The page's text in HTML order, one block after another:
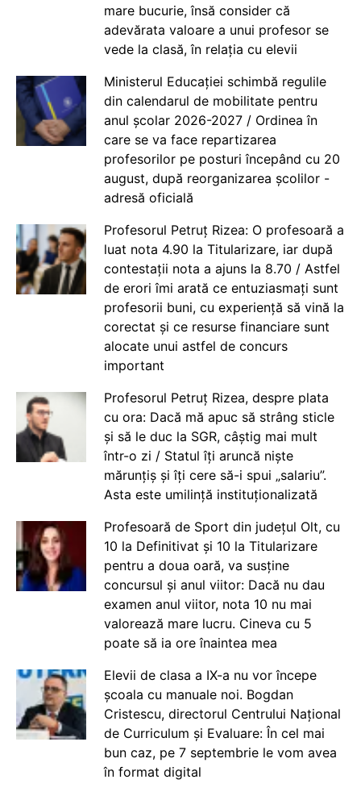
mare bucurie, însă consider că
adevărata valoare a unui profesor se
vede la clasă, în relația cu elevii
Ministerul Educației schimbă regulile
din calendarul de mobilitate pentru
anul școlar 2026-2027 / Ordinea în
care se va face repartizarea
profesorilor pe posturi începând cu 20
august, după reorganizarea școlilor -
adresă oficială
Profesorul Petruț Rizea: O profesoară a
luat nota 4.90 la Titularizare, iar după
contestații nota a ajuns la 8.70 / Astfel
de erori îmi arată ce entuziasmați sunt
profesorii buni, cu experiență să vină la
corectat și ce resurse financiare sunt
alocate unui astfel de concurs
important
Profesorul Petruț Rizea, despre plata
cu ora: Dacă mă apuc să strâng sticle
și să le duc la SGR, câștig mai mult
într-o zi / Statul îți aruncă niște
mărunțiș și îți cere să-i spui „salariu”.
Asta este umilință instituționalizată
Profesoară de Sport din județul Olt, cu
10 la Definitivat și 10 la Titularizare
pentru a doua oară, va susține
concursul și anul viitor: Dacă nu dau
examen anul viitor, nota 10 nu mai
valorează mare lucru. Cineva cu 5
poate să ia ore înaintea mea
Elevii de clasa a IX-a nu vor începe
școala cu manuale noi. Bogdan
Cristescu, directorul Centrului Național
de Curriculum și Evaluare: În cel mai
bun caz, pe 7 septembrie le vom avea
în format digital